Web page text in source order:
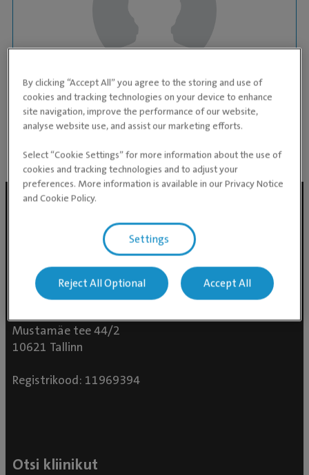
ASSISTENT
Robin Essi
Mustamäe tee 44/2
10621 Tallinn
Registrikood: 11969394
Otsi kliinikut
By clicking “Accept All” you agree to the storing and use of
cookies and tracking technologies on your device to enhance
site navigation, improve the performance of our website,
analyse website use, and assist our marketing efforts.
Select “Cookie Settings” for more information about the use of
cookies and tracking technologies and to adjust your
preferences. More information is available in our Privacy Notice
and Cookie Policy.
Settings
Reject All Optional Accept All